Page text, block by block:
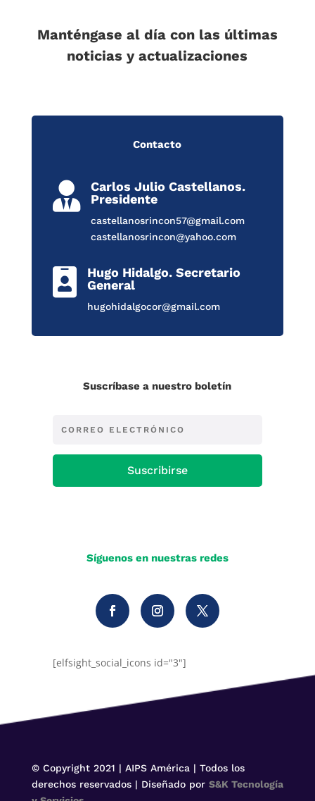
Manténgase al día con las últimas
noticias y actualizaciones
Contacto

Carlos Julio Castellanos.
Presidente
castellanosrincon57@gmail.com
castellanosrincon@yahoo.com

Hugo Hidalgo. Secretario
General
hugohidalgocor@gmail.com
Suscríbase a nuestro boletín
Suscribirse
Síguenos en nuestras redes
[elfsight_social_icons id="3"]
© Copyright 2021 | AIPS América | Todos los
derechos reservados | Diseñado por S&K Tecnología